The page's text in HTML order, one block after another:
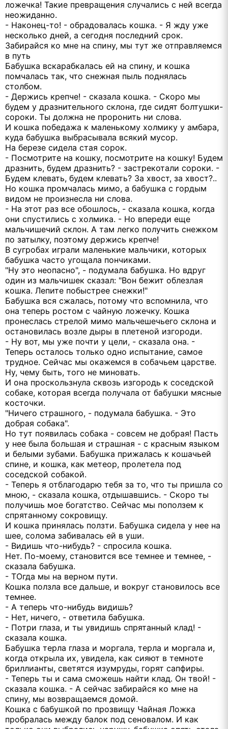
ложечка! Такие превращения случались с ней всегда
неожиданно.
- Наконец-то! - обрадовалась кошка. - Я жду уже
несколько дней, а сегодня последний срок.
Забирайся ко мне на спину, мы тут же отправляемся
в путь
Бабушка вскарабкалась ей на спину, и кошка
помчалась так, что снежная пыль поднялась
столбом.
- Держись крепче! - сказала кошка. - Скоро мы
будем у дразнительного склона, где сидят болтушки-
сороки. Ты должна не проронить ни слова.
И кошка победажа к маленькому холмику у амбара,
куда бабушка выбрасывала всякий мусор.
На березе сидела стая сорок.
- Посмотрите на кошку, посмотрите на кошку! Будем
дразнить, будем дразнить? - застрекотали сороки. -
Будем клевать, будем клевать? За хвост, за хвост?..
Но кошка промчалась мимо, а бабушка с гордым
видом не произнесла ни слова.
- На этот раз все обошлось, - сказала кошка, когда
они спустились с холмика. - Но впереди еще
мальчишечий склон. А там легко получить снежком
по затылку, поэтому держись крепче!
В сугробах играли маленькие мальчики, которых
бабушка часто угощала пончиками.
"Ну это неопасно", - подумала бабушка. Но вдруг
один из мальчишек сказал: "Вон бежит облезлая
кошка. Лепите побыстрее снежки!"
Бабушка вся сжалась, потому что вспомнила, что
она теперь ростом с чайную ложечку. Кошка
пронеслась стрелой мимо мальчешечьего склона и
остановилась возле дыры в плетеной изгороди.
- Ну вот, мы уже почти у цели, - сказала она. -
Теперь осталось только одно испытание, самое
трудное. Сейчас мы окажемся в собачьем царстве.
Ну, чему быть, того не миновать.
И она проскользнула сквозь изгородь к соседской
собаке, которая всегда получала от бабушки мясные
косточки.
"Ничего страшного, - подумала бабушка. - Это
добрая собака".
Но тут появилась собака - совсем не добрая! Пасть
у нее была большая и страшная - с красным языком
и белыми зубами. Бабушка прижалась к кошачьей
спине, и кошка, как метеор, пролетела под
соседской собакой.
- Теперь я отблагодарю тебя за то, что ты пришла со
мною, - сказала кошка, отдышавшись. - Скоро ты
получишь мое богатство. Сейчас мы поползем к
спрятанному сокровищу.
И кошка принялась ползти. Бабушка сидела у нее на
шее, солома забивалась ей в уши.
- Видишь что-нибудь? - спросила кошка.
Нет. По-моему, становится все темнее и темнее, -
сказала бабушка.
- ТОгда мы на верном пути.
Кошка ползла все дальше, и вокруг становилось все
темнее.
- А теперь что-нибудь видишь?
- Нет, ничего, - ответила бабушка.
- Потри глаза, и ты увидишь спрятанный клад! -
сказала кошка.
Бабушка терла глаза и моргала, терла и моргала и,
когда открыла их, увидела, как сияют в темноте
бриллианты, светятся изумруды, горят сапфиры.
- Теперь ты и сама сможешь найти клад. Он твой! -
сказала кошка. - А сейчас забирайся ко мне на
спину, мы возвращаемся домой.
Кошка с бабушкой по прозвищу Чайная Ложка
пробралась между балок под сеновалом. И как